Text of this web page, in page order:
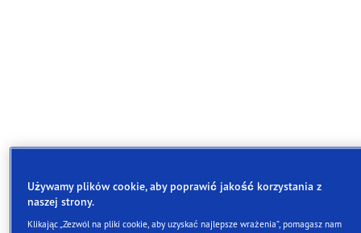
Goodyear UltraGrip Performance 3 to świetna opcja
Używamy plików cookie, aby poprawić jakość korzystania z
naszej strony.
Klikając „Zezwól na pliki cookie, aby uzyskać najlepsze wrażenia”, pomagasz nam